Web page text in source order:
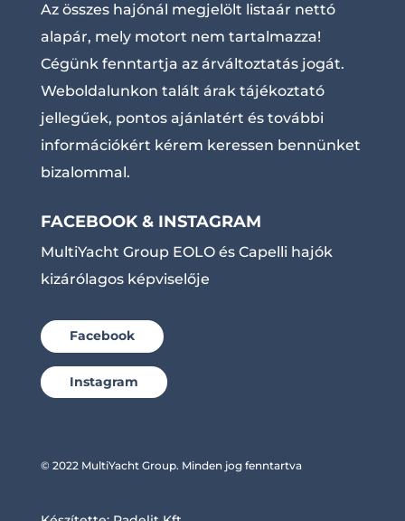
Az összes hajónál megjelölt listaár nettó
alapár, mely motort nem tartalmazza!
Cégünk fenntartja az árváltoztatás jogát.
Weboldalunkon talált árak tájékoztató
jellegűek, pontos ajánlatért és további
információkért kérem keressen bennünket
bizalommal.
FACEBOOK & INSTAGRAM
MultiYacht Group EOLO és Capelli hajók
kizárólagos képviselője
Facebook
Instagram
© 2022 MultiYacht Group. Minden jog fenntartva